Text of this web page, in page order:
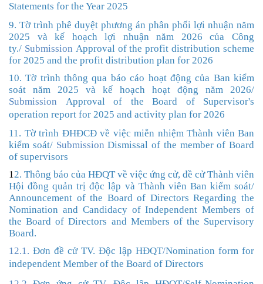
Statements for the Year 2025
9. Tờ trình phê duyệt phương án phân phối lợi nhuận năm
2025 và kế hoạch lợi nhuận năm 2026 của Công
ty./ Submission Approval of the profit distribution scheme
for 2025 and the profit distribution plan for 2026
10. Tờ trình thông qua báo cáo hoạt động của Ban kiểm
soát năm 2025 và kế hoạch hoạt động năm 2026/
Submission
Approval of the Board of Supervisor's
operation report for 2025 and activity plan for 2026
11. Tờ trình ĐHĐCĐ về việc miễn nhiệm Thành viên Ban
kiểm soát/ Submission Dismissal of the member of Board
of supervisors
12. Thông báo của HĐQT về việc ứng cử, đề cử Thành viên
Hội đồng quản trị độc lập và Thành viên Ban kiểm soát/
Announcement of the Board of Directors Regarding the
Nomination and Candidacy of Independent Members of
the Board of Directors and Members of the Supervisory
Board.
12.1. Đơn đề cử TV. Độc lập HĐQT/Nomination form for
independent Member of the Board of Directors